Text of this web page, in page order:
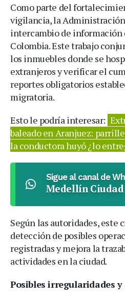
Como parte del
vigilancia, la
intercambio de
Colombia. Este trabajo
los inmuebles donde se
extranjeros y verificar el
reportes obligatorios
migratoria.
Esto le podría interesar:
baleado en Aranjuez:
la conductora huyó ¿lo
Sigue al canal de
Medellín Ciudad
Según las autoridades, este
detección de posibles
registradas y mejora la
actividades en la ciudad.
Posibles irregularidades